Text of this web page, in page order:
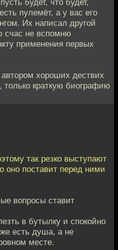
пулемёт, а у вас его
Их написал другой
счас не вспомню
применения первых
хороших дествих
только краткую биографию
так резко выступают
оно поставит перед ними
вопросы ставит
в бутылку и спокойно
есть душа, а не
месте.